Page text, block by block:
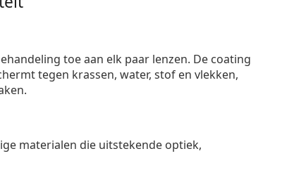
toe aan elk paar lenzen. De coating
tegen krassen, water, stof en vlekken,
materialen die uitstekende optiek,